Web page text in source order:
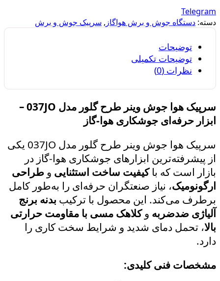
Telegram
دسته: دستگاه جوش و برش هواگاز , سرپیک جوش و برش
توضیحات
توضیحات تکمیلی
نظرات (0)
سرپیک هوا جوش وینر طرح گلور مدل 037JO –
ابزار حرفه‌ای جوشکاری هوا-گاز
سرپیک هوا جوش وینر طرح گلور مدل 037JO یکی
از پیشرفته‌ترین ابزارهای جوشکاری هوا-گاز در
بازار است که باکیفیت ساخت استثنایی و طراحی
ارگونومیک، نیاز صنعتگران حرفه‌ای را به‌طور کامل
برطرف می‌کند. این محصول با ترکیب بدنه برنج
آلیاژی ضدضربه وکلاهک مسی با مقاومت حرارتی
بالا، تحمل دمای شدید و شرایط سخت کاری را
دارد.
مشخصات فنی کلیدی: